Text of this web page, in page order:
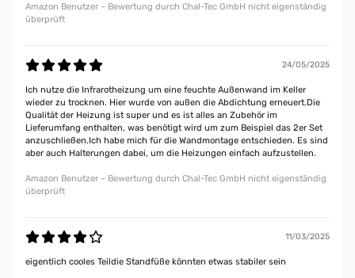
Amazon Benutzer – Bewertung durch Chal-Tec GmbH nicht eigenständig
überprüft
24/05/2025
Ich nutze die Infrarotheizung um eine feuchte Außenwand im Keller
wieder zu trocknen. Hier wurde von außen die Abdichtung erneuert.Die
Qualität der Heizung ist super und es ist alles an Zubehör im
Lieferumfang enthalten, was benötigt wird um zum Beispiel das 2er Set
anzuschließen.Ich habe mich für die Wandmontage entschieden. Es sind
aber auch Halterungen dabei, um die Heizungen einfach aufzustellen.
Amazon Benutzer – Bewertung durch Chal-Tec GmbH nicht eigenständig
überprüft
11/03/2025
eigentlich cooles Teildie Standfüße könnten etwas stabiler sein